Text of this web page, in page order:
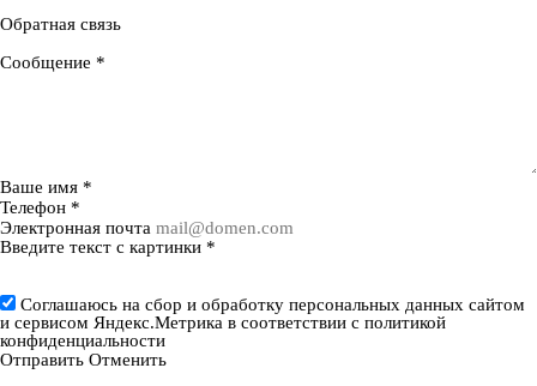
Обратная связь
Сообщение *
Ваше имя *
Телефон *
Электронная почта
Введите текст с картинки *
Соглашаюсь на сбор и обработку персональных данных сайтом
и сервисом Яндекс.Метрика в соответствии с политикой
конфиденциальности
Отправить Отменить